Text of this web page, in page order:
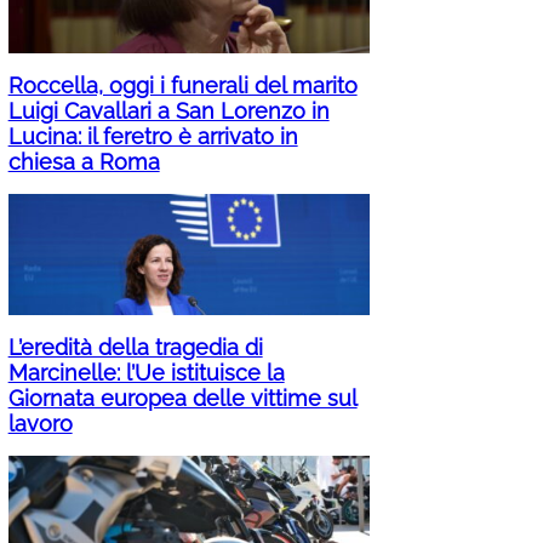
Roccella, oggi i funerali del marito
Luigi Cavallari a San Lorenzo in
Lucina: il feretro è arrivato in
chiesa a Roma
L’eredità della tragedia di
Marcinelle: l’Ue istituisce la
Giornata europea delle vittime sul
lavoro